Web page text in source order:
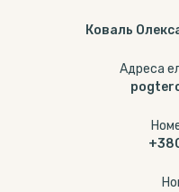
Коваль
Адреса